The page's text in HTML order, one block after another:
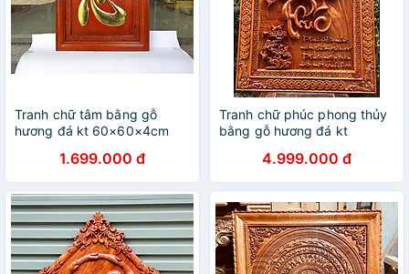
Tranh chữ tâm bằng gỗ
hương đá kt 60×60×4cm
1.699.000 đ
Tranh chữ phúc phong thủy
bằng gỗ hương đá kt
4.999.000 đ